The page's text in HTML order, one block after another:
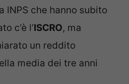
INPS che hanno subito
c’è l’ISCRO, ma
un reddito
media dei tre anni